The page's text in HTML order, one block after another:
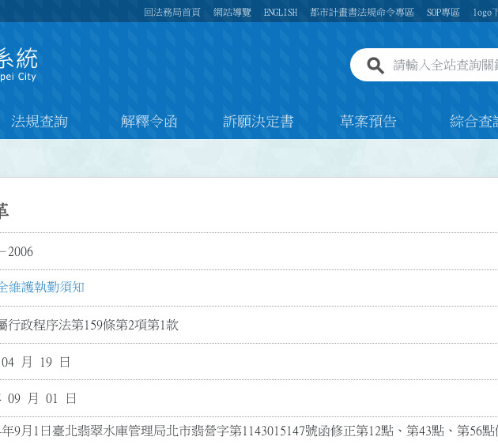
回法務局首頁 網站導覽 ENGLISH 都市計畫書法規命令專區 SOP專區 logo
全站查詢關鍵字欄
法規查詢 解釋令函 訴願決定書 草案預告 綜合查
2006
維護執勤須知
行政程序法第159條第2項第1款
月 19 日
09 月 01 日
9月1日臺北翡翠水庫管理局北市翡營字第1143015147號函修正第12點、第43點、第56點